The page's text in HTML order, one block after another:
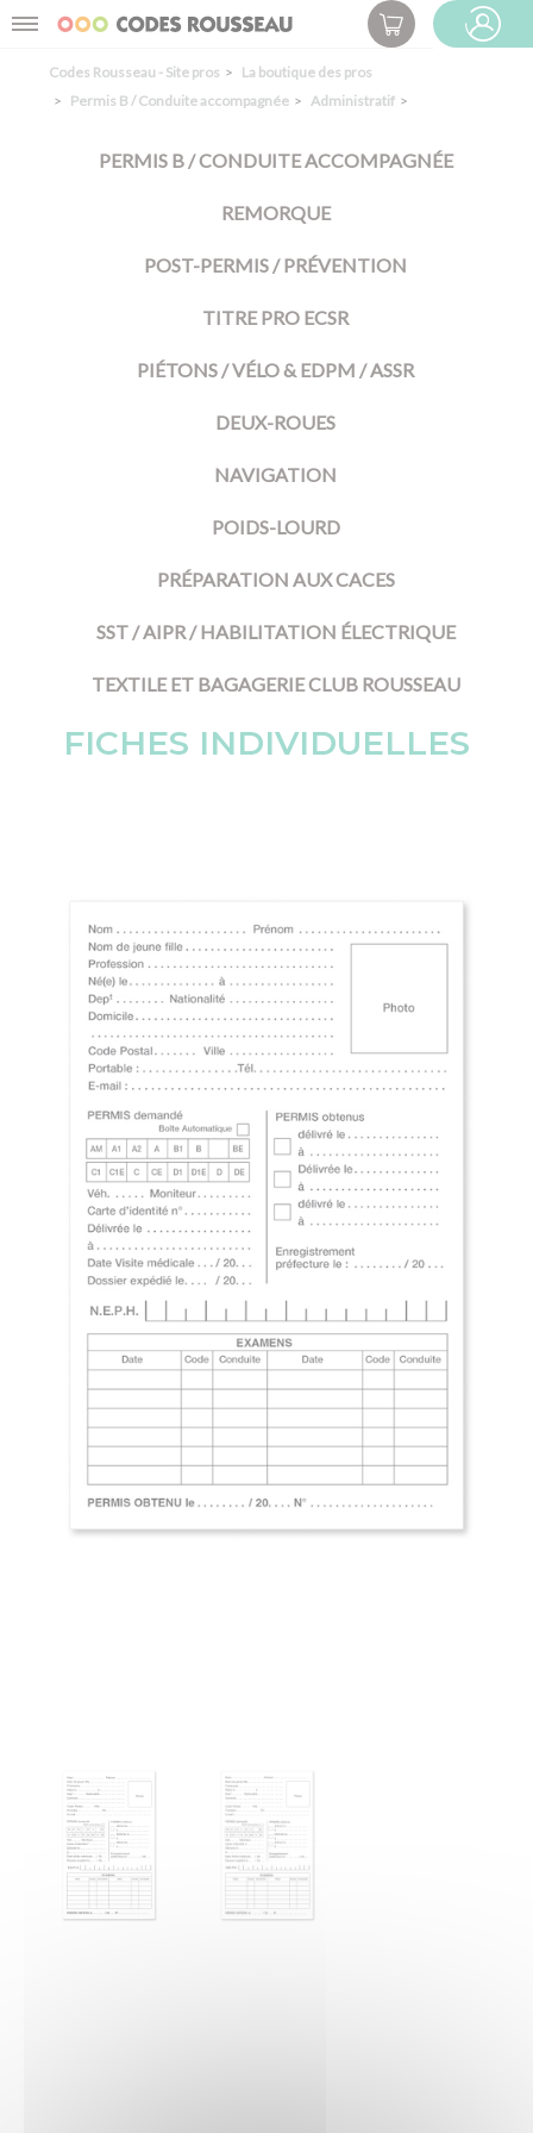
Menu
Codes Rousseau - Site pros
La boutique des pros
Permis B / Conduite accompagnée
Administratif
PERMIS B / CONDUITE ACCOMPAGNÉE
REMORQUE
POST-PERMIS / PRÉVENTION
TITRE PRO ECSR
PIÉTONS / VÉLO & EDPM / ASSR
DEUX-ROUES
NAVIGATION
POIDS-LOURD
PRÉPARATION AUX CACES
SST / AIPR / HABILITATION ÉLECTRIQUE
TEXTILE ET BAGAGERIE CLUB ROUSSEAU
FICHES INDIVIDUELLES
Panneau de gestion des cookies